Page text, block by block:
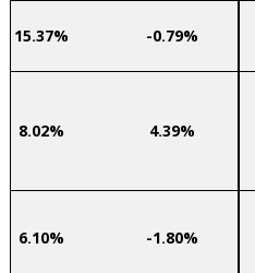
-0.79%
15.37%
4.39%
8.02%
-1.80%
6.10%